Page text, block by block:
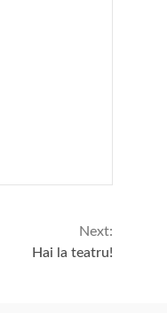
Next:
Hai la teatru!